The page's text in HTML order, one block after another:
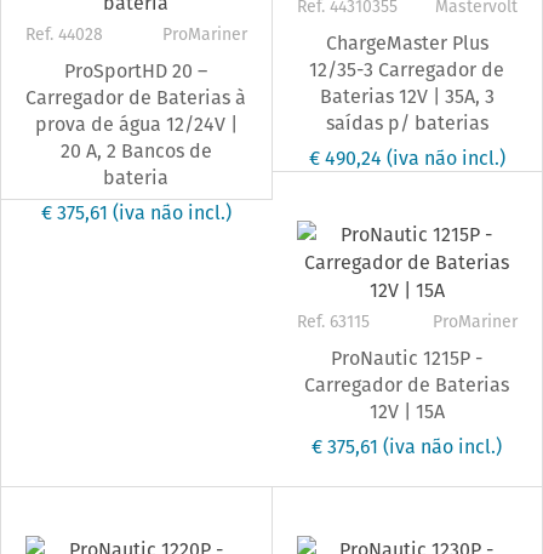
Ref. 44028 ProMariner
ProSportHD 20 –
Carregador de Baterias à
prova de água 12/24V |
20 A, 2 Bancos de
bateria
€ 375,61 (iva não incl.)
Ref. 44310355 Mastervolt
ChargeMaster Plus
12/35-3 Carregador de
Baterias 12V | 35A, 3
saídas p/ baterias
€ 490,24 (iva não incl.)
Ref. 63115 ProMariner
ProNautic 1215P -
Carregador de Baterias
12V | 15A
€ 375,61(iva não incl.)